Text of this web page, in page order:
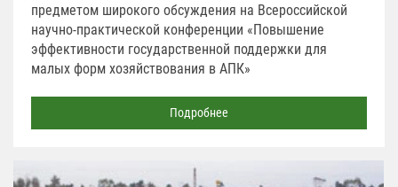
предметом широкого обсуждения на Всероссийской
научно-практической конференции «Повышение
эффективности государственной поддержки для
малых форм хозяйствования в АПК»
Подробнее